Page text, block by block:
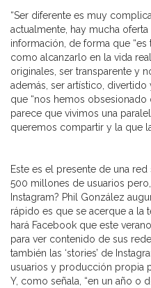
“Ser diferente es muy
actualmente, hay mucha
información, de forma que
como alcanzarlo en la vida
originales, ser transparente y
además, ser artístico,
que “nos hemos
parece que vivimos una
queremos compartir y la que
Este es el presente de una
500 millones de usuarios
Instagram? Phil González
rápido es que se acerque a la
hará Facebook que este
para ver contenido de sus
también las ‘stories’ de
usuarios y producción propia
Y, como señala, “en un año o